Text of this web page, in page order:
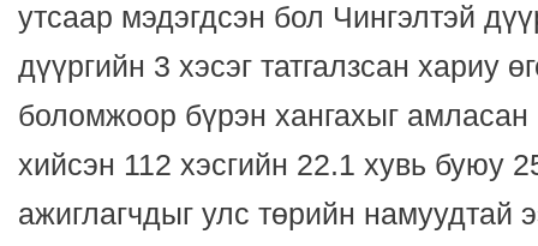
утсаар мэдэгдсэн бол Чингэлтэй
дүүргийн 3 хэсэг татгалзсан хариу
боломжоор бүрэн хангахыг амласан
хийсэн 112 хэсгийн 22.1 хувь буюу
ажиглагчдыг улс төрийн намуудтай